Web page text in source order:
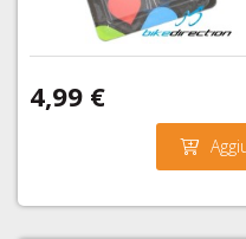
4,99 €